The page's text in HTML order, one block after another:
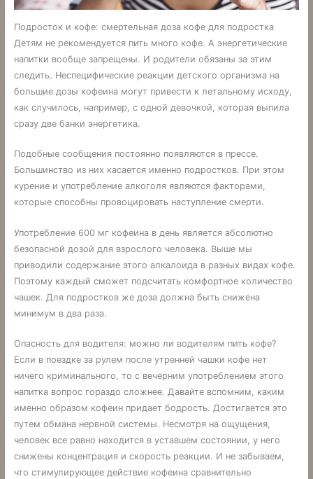
Подросток и кофе: смертельная доза кофе для подростка
Детям не рекомендуется пить много кофе. А энергетические
напитки вообще запрещены. И родители обязаны за этим
следить. Неспецифические реакции детского организма на
большие дозы кофеина могут привести к летальному исходу,
как случилось, например, с одной девочкой, которая выпила
сразу две банки энергетика.
Подобные сообщения постоянно появляются в прессе.
Большинство из них касается именно подростков. При этом
курение и употребление алкоголя являются факторами,
которые способны провоцировать наступление смерти.
Употребление 600 мг кофеина в день является абсолютно
безопасной дозой для взрослого человека. Выше мы
приводили содержание этого алкалоида в разных видах кофе.
Поэтому каждый сможет подсчитать комфортное количество
чашек. Для подростков же доза должна быть снижена
минимум в два раза.
Опасность для водителя: можно ли водителям пить кофе?
Если в поездке за рулем после утренней чашки кофе нет
ничего криминального, то с вечерним употреблением этого
напитка вопрос гораздо сложнее. Давайте вспомним, каким
именно образом кофеин придает бодрость. Достигается это
путем обмана нервной системы. Несмотря на ощущения,
человек все равно находится в уставшем состоянии, у него
снижены концентрация и скорость реакции. И не забываем,
что стимулирующее действие кофеина сравнительно